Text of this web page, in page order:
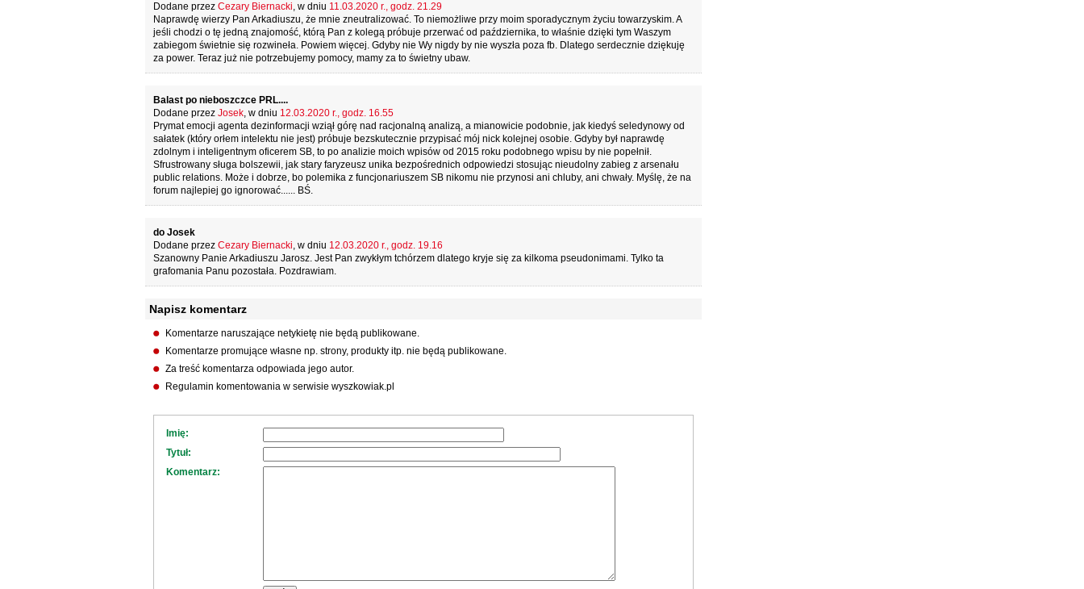
Dodane przez Cezary Biernacki, w dniu 11.03.2020 r., godz. 21.29
Naprawdę wierzy Pan Arkadiuszu, że mnie zneutralizować. To niemożliwe przy moim sporadycznym życiu towarzyskim. A
jeśli chodzi o tę jedną znajomość, którą Pan z kolegą próbuje przerwać od października, to właśnie dzięki tym Waszym
zabiegom świetnie się rozwineła. Powiem więcej. Gdyby nie Wy nigdy by nie wyszła poza fb. Dlatego serdecznie dziękuję
za power. Teraz już nie potrzebujemy pomocy, mamy za to świetny ubaw.
Balast po nieboszczce PRL....
Dodane przez Josek, w dniu 12.03.2020 r., godz. 16.55
Prymat emocji agenta dezinformacji wziął górę nad racjonalną analizą, a mianowicie podobnie, jak kiedyś seledynowy od
sałatek (który orłem intelektu nie jest) próbuje bezskutecznie przypisać mój nick kolejnej osobie. Gdyby był naprawdę
zdolnym i inteligentnym oficerem SB, to po analizie moich wpisów od 2015 roku podobnego wpisu by nie popełnił.
Sfrustrowany sługa bolszewii, jak stary faryzeusz unika bezpośrednich odpowiedzi stosując nieudolny zabieg z arsenału
public relations. Może i dobrze, bo polemika z funcjonariuszem SB nikomu nie przynosi ani chluby, ani chwały. Myślę, że na
forum najlepiej go ignorować...... BŚ.
do Josek
Dodane przez Cezary Biernacki, w dniu 12.03.2020 r., godz. 19.16
Szanowny Panie Arkadiuszu Jarosz. Jest Pan zwykłym tchórzem dlatego kryje się za kilkoma pseudonimami. Tylko ta
grafomania Panu pozostała. Pozdrawiam.
Napisz komentarz
Komentarze naruszające netykietę nie będą publikowane.
Komentarze promujące własne np. strony, produkty itp. nie będą publikowane.
Za treść komentarza odpowiada jego autor.
Regulamin komentowania w serwisie wyszkowiak.pl
Imię:
Tytuł:
Komentarz: